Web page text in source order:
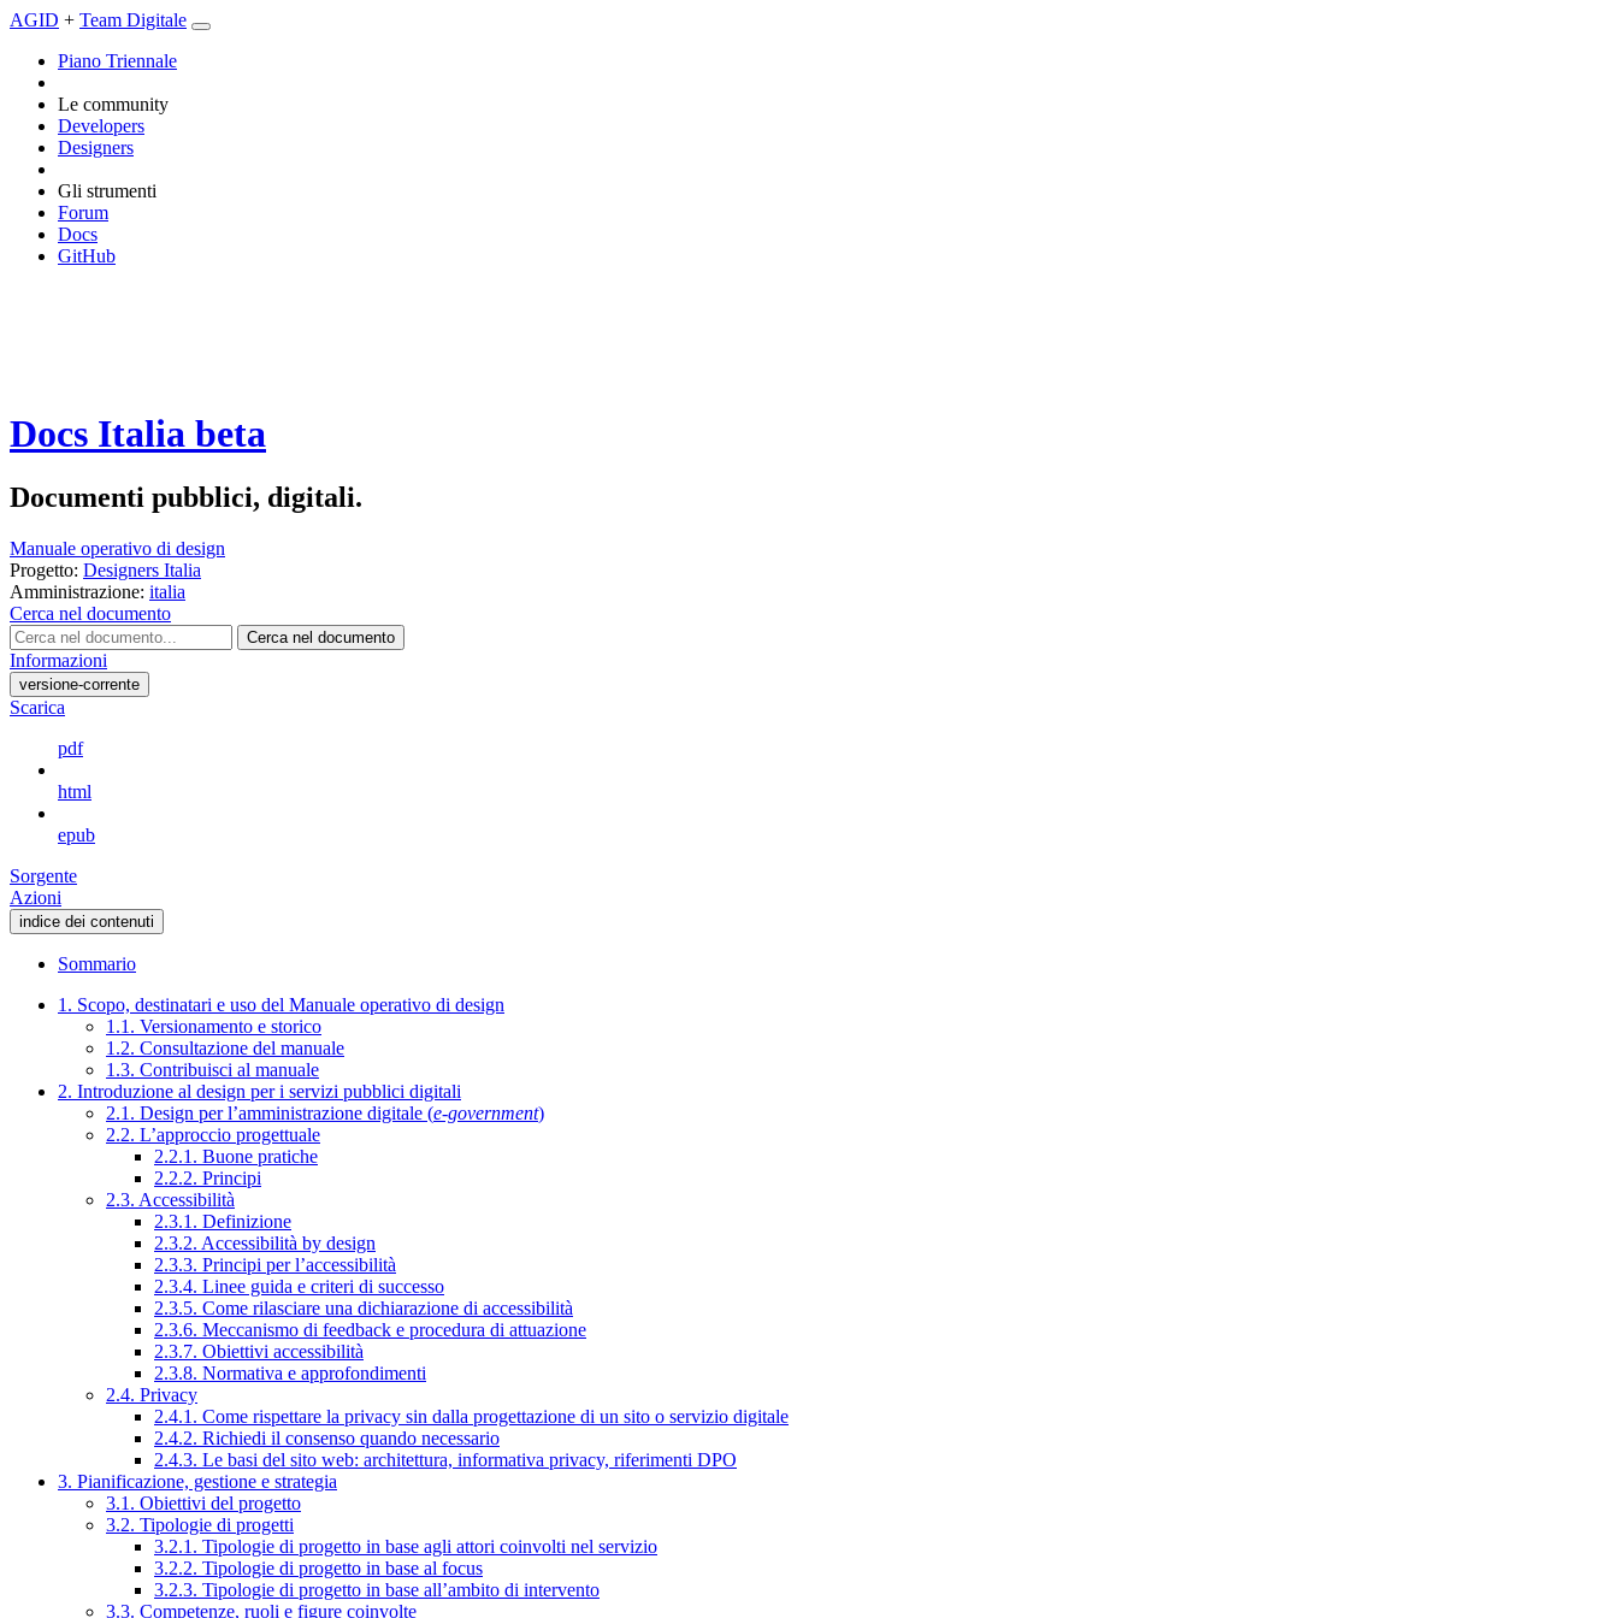
AGID + Team Digitale
Piano Triennale
Le community
Developers
Designers
Gli strumenti
Forum
Docs
GitHub
Docs Italia beta
Documenti pubblici, digitali.
Manuale operativo di design
Progetto: Designers Italia
Amministrazione: italia
Cerca nel documento
Cerca nel documento
Informazioni
versione-corrente
Scarica
pdf
html
epub
Sorgente
Azioni
indice dei contenuti
Sommario
1. Scopo, destinatari e uso del Manuale operativo di design
1.1. Versionamento e storico
1.2. Consultazione del manuale
1.3. Contribuisci al manuale
2. Introduzione al design per i servizi pubblici digitali
2.1. Design per l’amministrazione digitale (e-government)
2.2. L’approccio progettuale
2.2.1. Buone pratiche
2.2.2. Principi
2.3. Accessibilità
2.3.1. Definizione
2.3.2. Accessibilità by design
2.3.3. Principi per l’accessibilità
2.3.4. Linee guida e criteri di successo
2.3.5. Come rilasciare una dichiarazione di accessibilità
2.3.6. Meccanismo di feedback e procedura di attuazione
2.3.7. Obiettivi accessibilità
2.3.8. Normativa e approfondimenti
2.4. Privacy
2.4.1. Come rispettare la privacy sin dalla progettazione di un sito o servizio digitale
2.4.2. Richiedi il consenso quando necessario
2.4.3. Le basi del sito web: architettura, informativa privacy, riferimenti DPO
3. Pianificazione, gestione e strategia
3.1. Obiettivi del progetto
3.2. Tipologie di progetti
3.2.1. Tipologie di progetto in base agli attori coinvolti nel servizio
3.2.2. Tipologie di progetto in base al focus
3.2.3. Tipologie di progetto in base all’ambito di intervento
3.3. Competenze, ruoli e figure coinvolte